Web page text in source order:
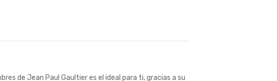
de Jean Paul Gaultier es el ideal para ti, gracias a su